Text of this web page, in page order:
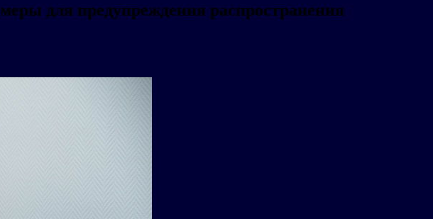
для предупреждения распространения